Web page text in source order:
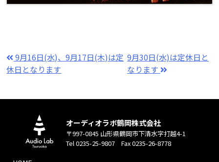
9月16日(水)、9月17日(木)は定
休日となります
9月30日(水)は定休日と
なります
オーディオラボ鶴岡株式会社
〒997-0845 山形県鶴岡市下清水字打越4-1
Tel 0235-25-9807 Fax 0235-26-8778